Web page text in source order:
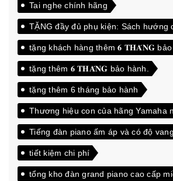
Tai nghe chính hãng
TẶNG đầy đủ phụ kiện: Sách hướng
tặng khách hàng thêm 𝟔 𝐓𝐇𝐀́𝐍𝐆
tặng thêm 𝟔 𝐓𝐇𝐀́𝐍𝐆 bảo hành.
tặng thêm 6 tháng bảo hành
Thương hiệu con của hãng Yamaha
Tiếng đàn piano ấm áp và có độ vang
tiết kiệm chi phí
tổng kho đàn grand piano cao cấp